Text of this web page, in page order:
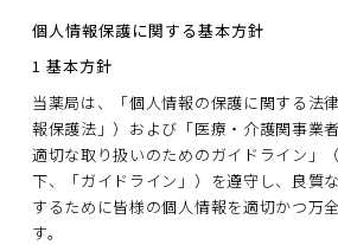
個人情報保護に関する基本方針
1 基本方針
当薬局は、「個人情報の保護に関する法
報保護法」）および「医療・介護関事業
適切な取り扱いのためのガイドライン」
下、「ガイドライン」）を遵守し、良質
するために皆様の個人情報を適切かつ万
す。